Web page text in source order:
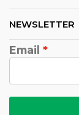
NEWSLETTER
Email